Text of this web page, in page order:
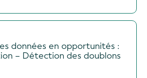
données en opportunités :
– Détection des doublons